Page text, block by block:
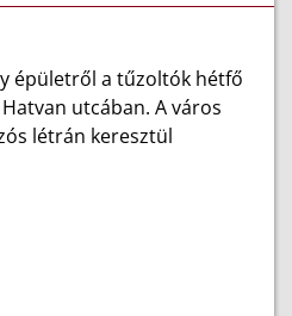
épületről a tűzoltók hétfő
utcában. A város
létrán keresztül